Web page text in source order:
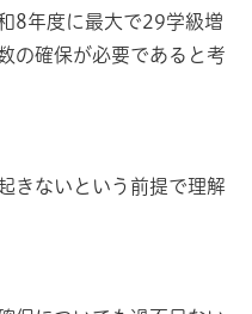
8年度に最大で29学級増
の確保が必要であると考
きないという前提で理解